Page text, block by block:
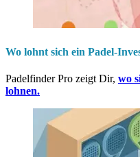
Wo lohnt sich ein Padel-
Padelfinder Pro zeigt Dir, wo
lohnen.